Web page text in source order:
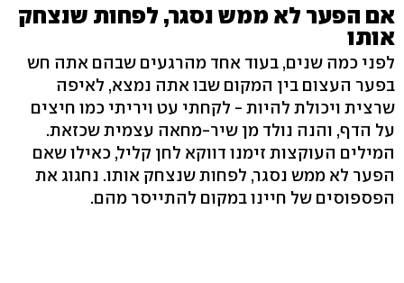
אם הפער לא ממש נסגר, לפחות שנצחק
אותו
לפני כמה שנים, בעוד אחד מהרגעים שבהם אתה חש
בפער העצום בין המקום שבו אתה נמצא, לאיפה
שרצית ויכולת להיות - לקחתי עט ויריתי כמו חיצים
על הדף, והנה נולד מן שיר-מחאה עצמית שכזאת.
המילים העוקצות זימנו דווקא לחן קליל, כאילו שאם
הפער לא ממש נסגר, לפחות שנצחק אותו. נחגוג את
הפספוסים של חיינו במקום להתייסר מהם.